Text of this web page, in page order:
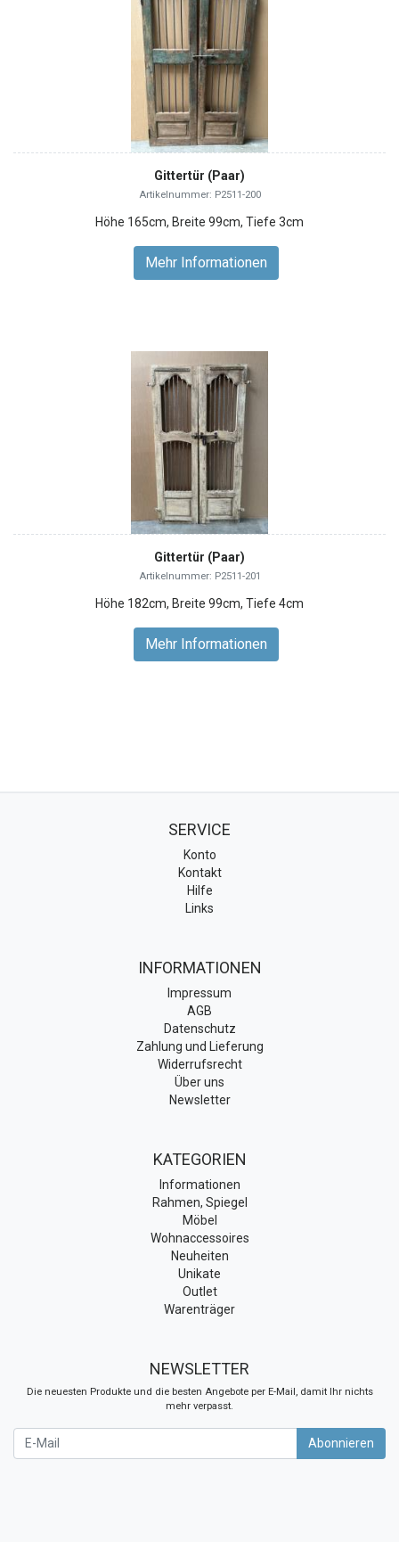
Gittertür (Paar)
Artikelnummer: P2511-200
Höhe 165cm, Breite 99cm, Tiefe 3cm
Mehr Informationen
Gittertür (Paar)
Artikelnummer: P2511-201
Höhe 182cm, Breite 99cm, Tiefe 4cm
Mehr Informationen
SERVICE
Konto
Kontakt
Hilfe
Links
INFORMATIONEN
Impressum
AGB
Datenschutz
Zahlung und Lieferung
Widerrufsrecht
Über uns
Newsletter
KATEGORIEN
Informationen
Rahmen, Spiegel
Möbel
Wohnaccessoires
Neuheiten
Unikate
Outlet
Warenträger
NEWSLETTER
Die neuesten Produkte und die besten Angebote per E-Mail, damit Ihr nichts
mehr verpasst.
Abonnieren